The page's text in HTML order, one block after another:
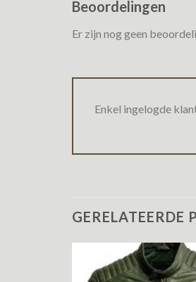
Beoordelingen
Er zijn nog geen
Enkel ingelogde
GERELATEERDE